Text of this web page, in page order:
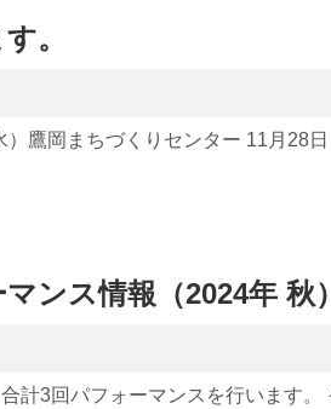
。
鷹岡まちづくりセンター 11月28
ンス情報（2024年 秋）
計3回パフォーマンスを行います